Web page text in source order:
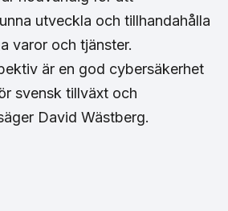
utveckla och tillhandahålla
varor och tjänster.
är en god cybersäkerhet
svensk tillväxt och
David Wästberg.